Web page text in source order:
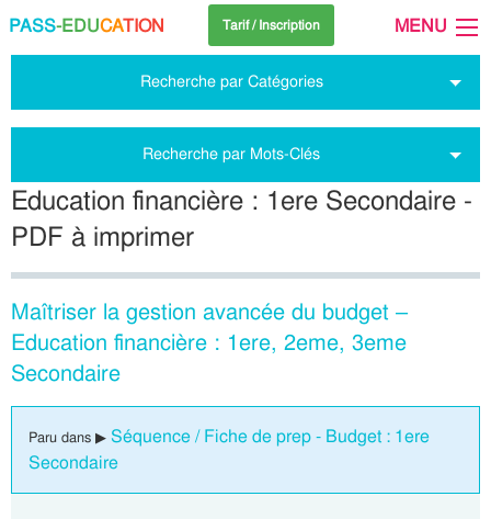
PASS-EDUCATION Tarif / Inscription MENU
Recherche par Catégories
Recherche par Mots-Clés
Education financière : 1ere Secondaire -
PDF à imprimer
Maîtriser la gestion avancée du budget –
Education financière : 1ere, 2eme, 3eme
Secondaire
Paru dans ▶ Séquence / Fiche de prep - Budget : 1ere
Secondaire